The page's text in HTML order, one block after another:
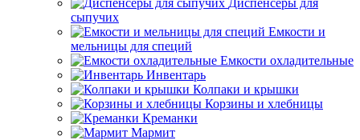
Диспенсеры для
сыпучих
Емкости и
мельницы для специй
Емкости охладительные
Инвентарь
Колпаки и крышки
Корзины и хлебницы
Креманки
Мармит